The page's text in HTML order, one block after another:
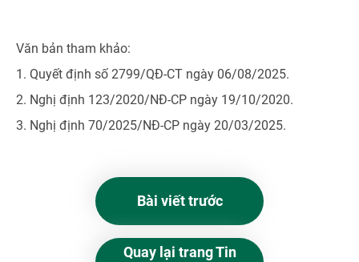
Văn bản tham khảo:
1. Quyết định số 2799/QĐ-CT ngày 06/08/2025.
2. Nghị định 123/2020/NĐ-CP ngày 19/10/2020.
3. Nghị định 70/2025/NĐ-CP ngày 20/03/2025.
Bài viết trước
Quay lại trang Tin